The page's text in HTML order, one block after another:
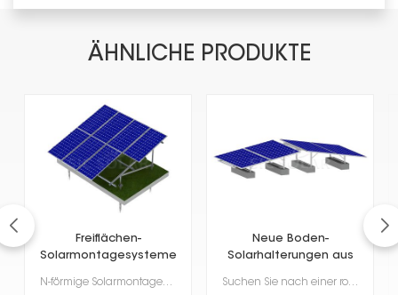
ÄHNLICHE PRODUKTE
Freiflächen-
Solarmontagesysteme
N-förmige Solarmontagesysteme sind eine äußerst stabile und effiziente Lösung zur Befestigung großer...
Neue Boden-
Solarhalterungen aus
Suchen Sie nach einer robusten, langlebigen und umweltfreundlichen Lösung für Ihre Solaranlage? Unse...